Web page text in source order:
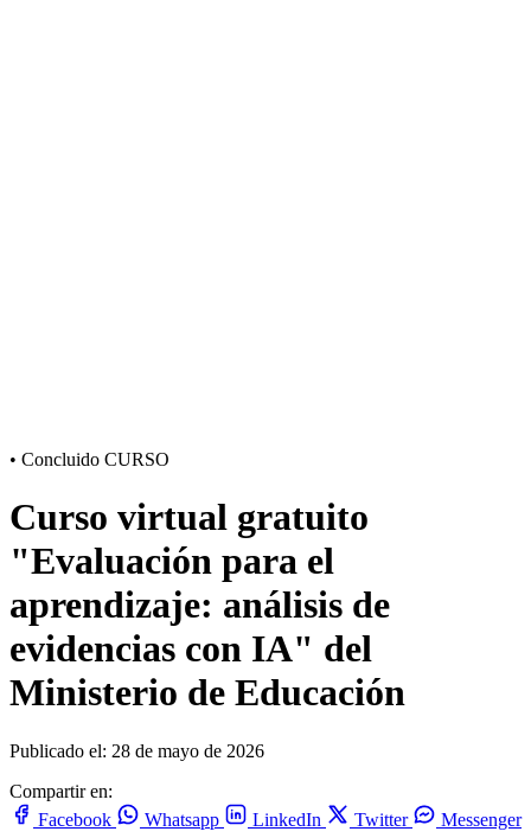
• Concluido CURSO
Curso virtual gratuito
"Evaluación para el
aprendizaje: análisis de
evidencias con IA" del
Ministerio de Educación
Publicado el: 28 de mayo de 2026
Compartir en:
Facebook
Whatsapp LinkedIn Twitter
Messenger